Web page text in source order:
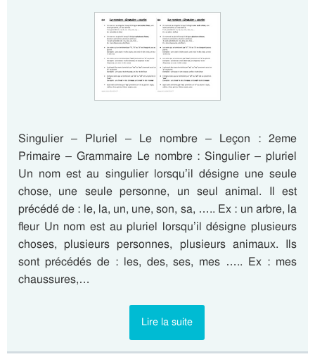
Singulier – Pluriel – Le nombre – Leçon : 2eme
Primaire – Grammaire Le nombre : Singulier – pluriel
Un nom est au singulier lorsqu’il désigne une seule
chose, une seule personne, un seul animal. Il est
précédé de : le, la, un, une, son, sa, ….. Ex : un arbre, la
fleur Un nom est au pluriel lorsqu’il désigne plusieurs
choses, plusieurs personnes, plusieurs animaux. Ils
sont précédés de : les, des, ses, mes ….. Ex : mes
chaussures,…
Lire la suite